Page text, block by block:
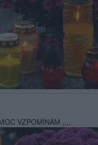
VZPOMÍNÁM ,,,,